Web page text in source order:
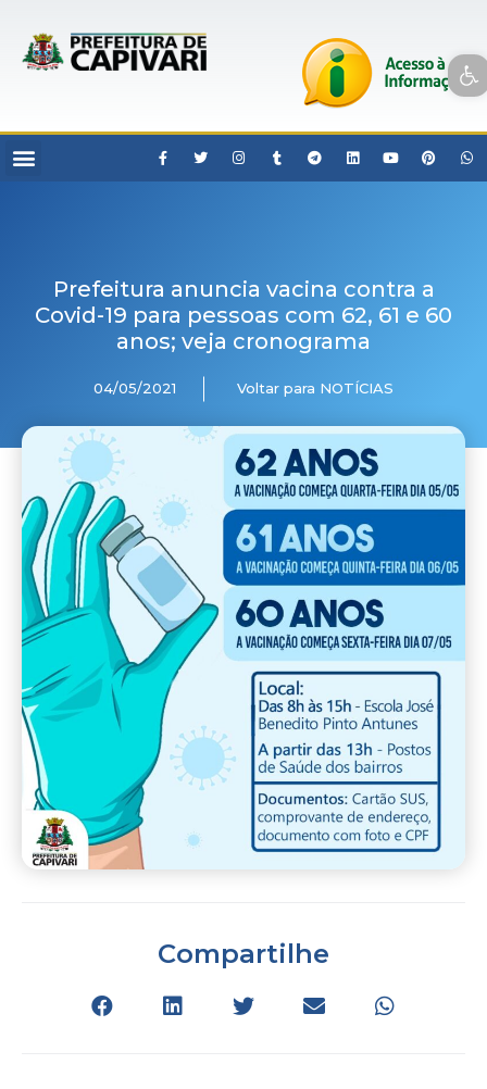
Open toolbar
Prefeitura anuncia vacina contra a
Covid-19 para pessoas com 62, 61 e 60
anos; veja cronograma
04/05/2021 Voltar para NOTÍCIAS
Compartilhe